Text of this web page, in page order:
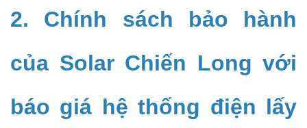
2. Chính sách bảo hành
của Solar Chiến Long với
báo giá hệ thống điện lấy